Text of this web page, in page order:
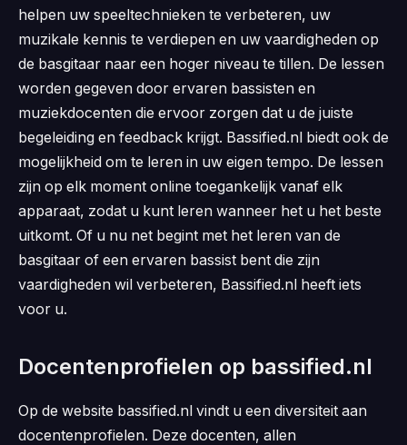
helpen uw speeltechnieken te verbeteren, uw
muzikale kennis te verdiepen en uw vaardigheden op
de basgitaar naar een hoger niveau te tillen. De lessen
worden gegeven door ervaren bassisten en
muziekdocenten die ervoor zorgen dat u de juiste
begeleiding en feedback krijgt. Bassified.nl biedt ook de
mogelijkheid om te leren in uw eigen tempo. De lessen
zijn op elk moment online toegankelijk vanaf elk
apparaat, zodat u kunt leren wanneer het u het beste
uitkomt. Of u nu net begint met het leren van de
basgitaar of een ervaren bassist bent die zijn
vaardigheden wil verbeteren, Bassified.nl heeft iets
voor u.
Docentenprofielen op bassified.nl
Op de website bassified.nl vindt u een diversiteit aan
docentenprofielen. Deze docenten, allen